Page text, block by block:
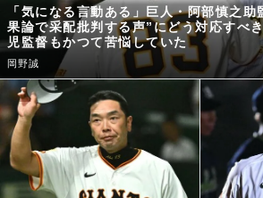
「気になる言動ある」巨人・阿部慎之
果論で采配批判する声”にどう対応すべ
児監督もかつて苦悩していた
岡野誠